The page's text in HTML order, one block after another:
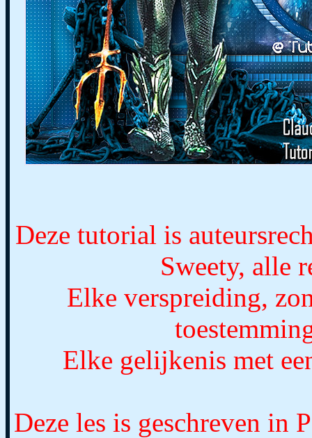
Deze tutorial is
Sweety, alle
Elke verspreiding,
Elke gelijkenis met
Deze les is geschreven in